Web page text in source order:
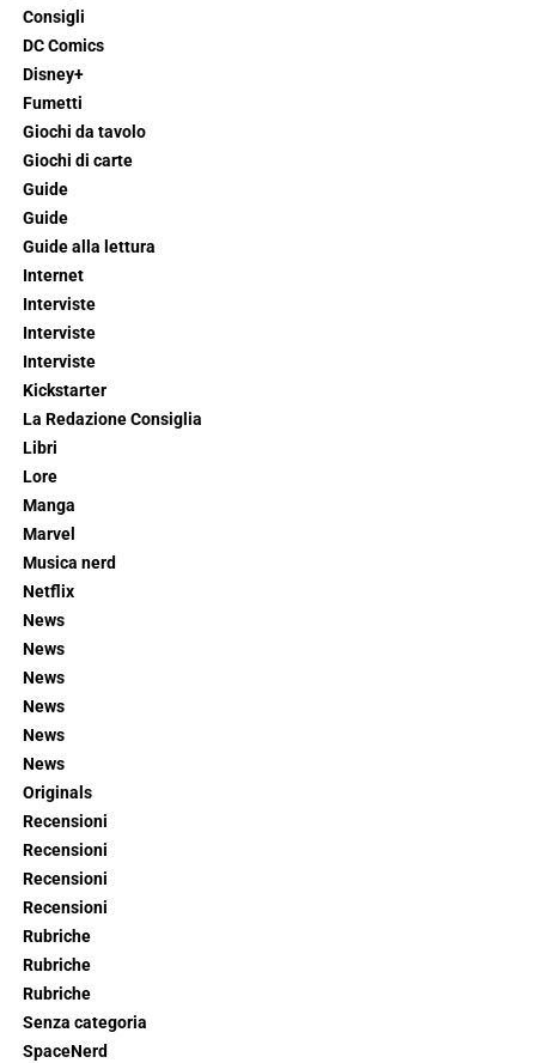
Consigli
DC Comics
Disney+
Fumetti
Giochi da tavolo
Giochi di carte
Guide
Guide
Guide alla lettura
Internet
Interviste
Interviste
Interviste
Kickstarter
La Redazione Consiglia
Libri
Lore
Manga
Marvel
Musica nerd
Netflix
News
News
News
News
News
News
Originals
Recensioni
Recensioni
Recensioni
Recensioni
Rubriche
Rubriche
Rubriche
Senza categoria
SpaceNerd